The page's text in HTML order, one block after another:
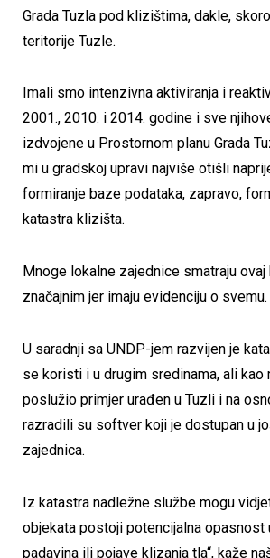
Grada Tuzla pod klizištima, dakle,
teritorije Tuzle.
Imali smo intenzivna aktiviranja i
2001., 2010. i 2014. godine i sve
izdvojene u Prostornom planu Grada
mi u gradskoj upravi najviše otišli
formiranje baze podataka, zapravo,
katastra klizišta.
Mnoge lokalne zajednice smatraju ovaj
značajnim jer imaju evidenciju o svemu.
U saradnji sa UNDP-jem razvijen je
se koristi i u drugim sredinama, ali kao
poslužio primjer urađen u Tuzli i na
razradili su softver koji je dostupan u
zajednica.
Iz katastra nadležne službe mogu
objekata postoji potencijalna opasnost
padavina ili pojave klizanja tla“, kaže